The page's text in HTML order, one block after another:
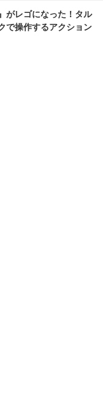
がレゴになった！タル
で操作するアクション